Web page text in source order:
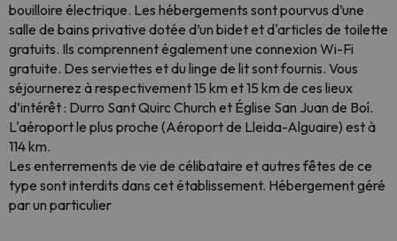
bouilloire électrique. Les hébergements sont pourvus d’une
salle de bains privative dotée d’un bidet et d'articles de toilette
gratuits. Ils comprennent également une connexion Wi-Fi
gratuite. Des serviettes et du linge de lit sont fournis. Vous
séjournerez à respectivement 15 km et 15 km de ces lieux
d’intérêt : Durro Sant Quirc Church et Église San Juan de Boí.
L'aéroport le plus proche (Aéroport de Lleida-Alguaire) est à
114 km.
Les enterrements de vie de célibataire et autres fêtes de ce
type sont interdits dans cet établissement. Hébergement géré
par un particulier